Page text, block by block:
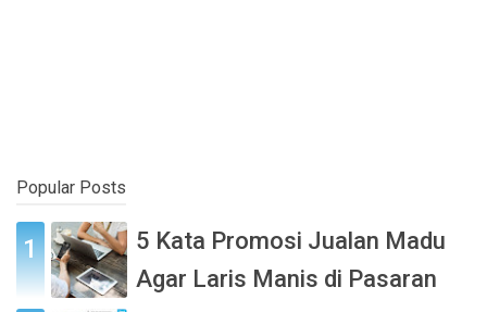
Popular Posts
5 Kata Promosi Jualan Madu
Agar Laris Manis di Pasaran